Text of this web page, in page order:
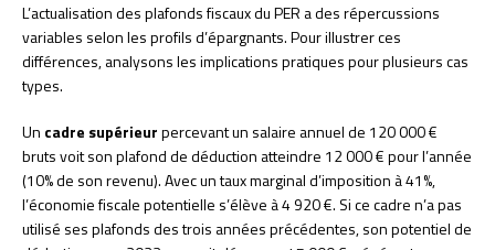
L’actualisation des plafonds fiscaux du PER a des répercussions
variables selon les profils d’épargnants. Pour illustrer ces
différences, analysons les implications pratiques pour plusieurs cas
types.
Un cadre supérieurpercevant un salaire annuel de 120 000 €
bruts voit son plafond de déduction atteindre 12 000 € pour l’année
(10% de son revenu). Avec un taux marginal d’imposition à 41%,
l’économie fiscale potentielle s’élève à 4 920 €. Si ce cadre n’a pas
utilisé ses plafonds des trois années précédentes, son potentiel de